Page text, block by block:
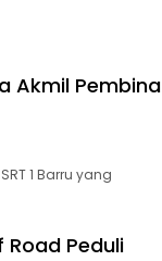
Akmil Pembina
1 Barru yang
Peduli